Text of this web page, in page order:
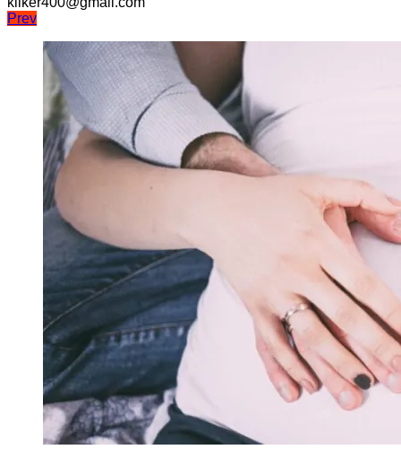
Навігація
записів
Prev